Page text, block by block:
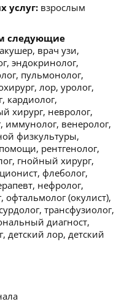
услуг: взрослым
следующие
врач узи,
эндокринолог,
пульмонолог,
лор, уролог,
кардиолог,
хирург, невролог,
иммунолог, венеролог,
физкультуры,
рентгенолог,
гнойный хирург,
флеболог,
нефролог,
офтальмолог (окулист),
трансфузиолог,
диагност,
детский лор, детский